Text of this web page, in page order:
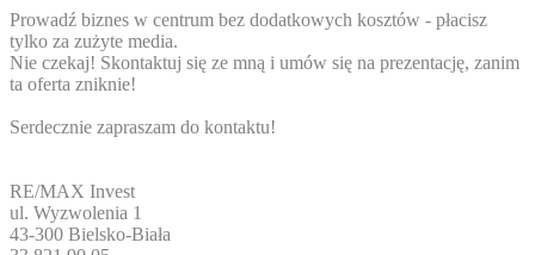
Prowadź biznes w centrum bez dodatkowych kosztów - płacisz
tylko za zużyte media.
Nie czekaj! Skontaktuj się ze mną i umów się na prezentację, zanim
ta oferta zniknie!
Serdecznie zapraszam do kontaktu!
RE/MAX Invest
ul. Wyzwolenia 1
43-300 Bielsko-Biała